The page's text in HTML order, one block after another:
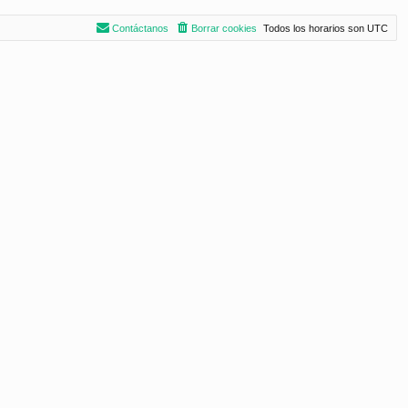
Todos los horarios son UTC
Borrar cookies
Contáctanos